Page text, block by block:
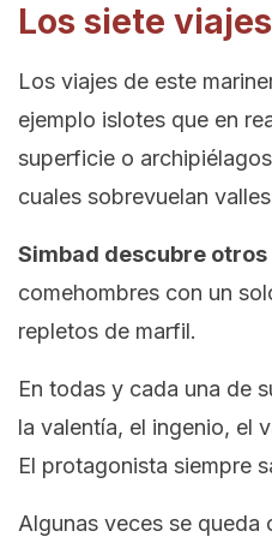
Los siete
Los viajes de este
ejemplo islotes que en
superficie o
cuales sobrevuelan
Simbad descubre
comehombres con un
repletos de marfil.
En todas y cada una de
la valentía, el ingenio, el
El protagonista siempre
Algunas veces se queda